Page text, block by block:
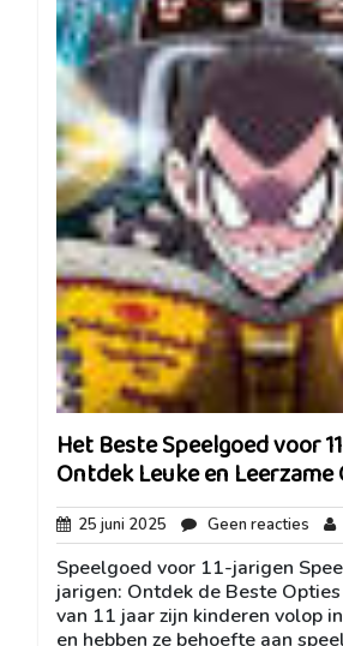
Het Beste Speelgoed voor
Ontdek Leuke en Leerzame
25 juni 2025 25
juni
2025
Geen reacties
Speelgoed voor 11-jarigen
jarigen: Ontdek de Beste
van 11 jaar zijn kinderen volop
en hebben ze behoefte aan